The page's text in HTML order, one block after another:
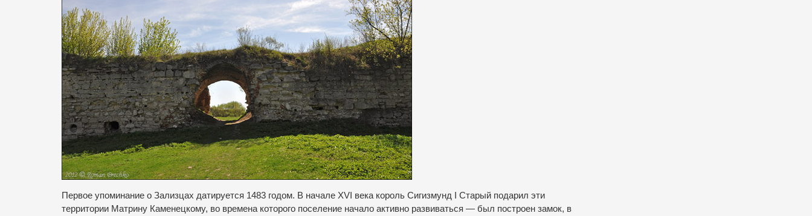
Первое упоминание о Зализцах датируется 1483 годом. В начале XVI века король Сигизмунд I Старый подарил эти
территории Матрину Каменецкому, во времена которого поселение начало активно развиваться — был построен замок, в